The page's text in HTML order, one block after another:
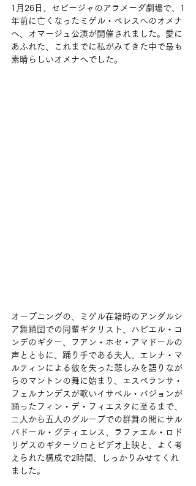
1月26日、セビージャのアラメーダ劇場で、1
年前に亡くなったミゲル・ペレスへのオメナ
ヘ、オマージュ公演が開催されました。愛に
あふれた、これまでに私がみてきた中で最も
素晴らしいオメナヘでした。
オープニングの、ミゲル在籍時のアンダルシ
ア舞踊団での同輩ギタリスト、ハビエル・コ
ンデのギター、フアン・ホセ・アマドールの
声とともに、踊り手である夫人、エレナ・マ
ルティンによる彼を失った悲しみを語りなが
らのマントンの舞に始まり、エスペランサ・
フェルナンデスが歌いイサベル・バジョンが
踊ったフィン・デ・フィエスタに至るまで、
二人から五人のグループでの群舞の間にサル
バドール・グティエレス、ラファエル・ロド
リゲスのギターソロとビデオ上映と、よく考
えられた構成で2時間、しっかりみせてくれ
ました。